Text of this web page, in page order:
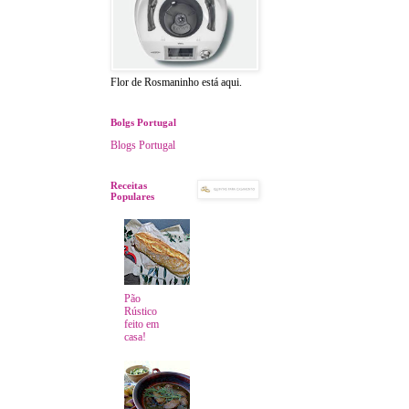
Flor de Rosmaninho está aqui.
Bolgs Portugal
Blogs Portugal
Receitas
Populares
Pão
Rústico
feito em
casa!